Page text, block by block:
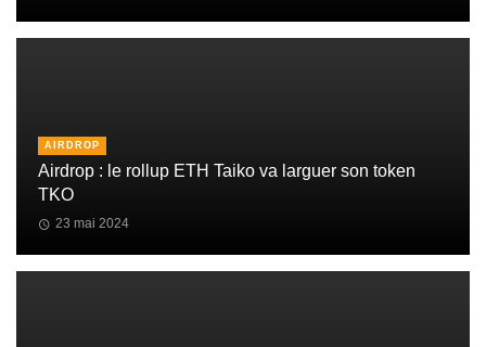
AIRDROP
Airdrop : le rollup ETH Taiko va larguer son token
TKO
23 mai 2024